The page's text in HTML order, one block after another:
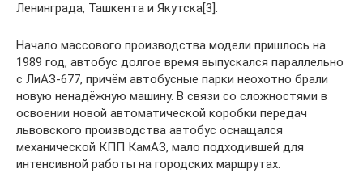
Ленинграда, Ташкента и Якутска[3].
Начало массового производства модели пришлось на
1989 год, автобус долгое время выпускался параллельно
с ЛиАЗ-677, причём автобусные парки неохотно брали
новую ненадёжную машину. В связи со сложностями в
освоении новой автоматической коробки передач
львовского производства автобус оснащался
механической КПП КамАЗ, мало подходившей для
интенсивной работы на городских маршрутах.